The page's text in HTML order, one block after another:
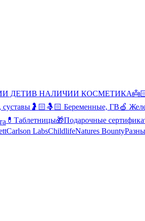
ДЕТИВ НАЛИЧИИ КОСМЕТИКА
суставы 🤰🏻🤱🏻 Беременные, ГВ🍏
💊Таблетницы🎁Подарочные
Carlson LabsChildlifeNatures Bounty